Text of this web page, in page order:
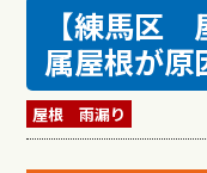
【練馬区
属屋根が原
屋根 雨漏り